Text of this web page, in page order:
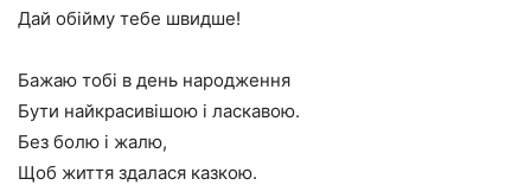
Дай обійму тебе швидше!
Бажаю тобі в день народження
Бути найкрасивішою і ласкавою.
Без болю і жалю,
Щоб життя здалася казкою.